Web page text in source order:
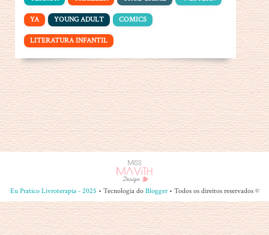
YA YOUNG ADULT COMICS
LITERATURA INFANTIL
Eu Pratico Livroterapia - 2025 • Tecnologia do Blogger• Todos os direitos reservados ©